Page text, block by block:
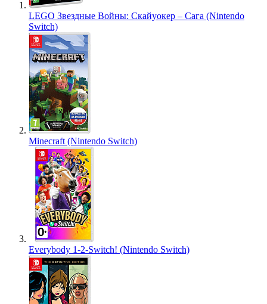
LEGO Звездные Войны: Скайуокер – Сага (Nintendo
Switch)
Minecraft (Nintendo Switch)
Everybody 1-2-Switch! (Nintendo Switch)